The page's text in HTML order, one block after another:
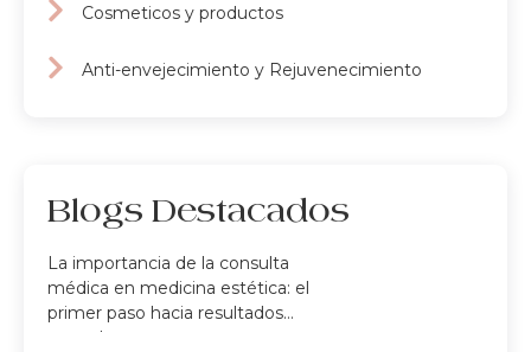
Cosmeticos y productos
Anti-envejecimiento y Rejuvenecimiento
Blogs Destacados
La importancia de la consulta
médica en medicina estética: el
primer paso hacia resultados
naturales y seguros